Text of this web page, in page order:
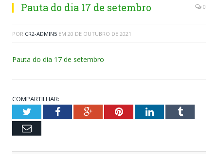
Pauta do dia 17 de setembro 0
POR CR2-ADMIN5 EM 20 DE OUTUBRO DE 2021
Pauta do dia 17 de setembro
COMPARTILHAR:
TwitterFacebookGoogle+PinterestLinkedInTumblr
Email